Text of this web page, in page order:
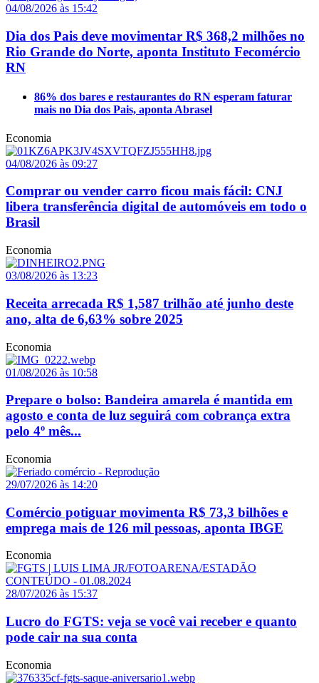
04/08/2026 às 15:42
Dia dos Pais deve movimentar R$ 368,2 milhões no
Rio Grande do Norte, aponta Instituto Fecomércio
RN
86% dos bares e restaurantes do RN esperam faturar
mais no Dia dos Pais, aponta Abrasel
Economia
04/08/2026 às 09:27
Comprar ou vender carro ficou mais fácil: CNJ
libera transferência digital de automóveis em todo o
Brasil
Economia
03/08/2026 às 13:23
Receita arrecada R$ 1,587 trilhão até junho deste
ano, alta de 6,63% sobre 2025
Economia
01/08/2026 às 10:58
Prepare o bolso: Bandeira amarela é mantida em
agosto e conta de luz seguirá com cobrança extra
pelo 4º mês...
Economia
29/07/2026 às 14:20
Comércio potiguar movimenta R$ 73,3 bilhões e
emprega mais de 126 mil pessoas, aponta IBGE
Economia
28/07/2026 às 15:37
Lucro do FGTS: veja se você vai receber e quanto
pode cair na sua conta
Economia